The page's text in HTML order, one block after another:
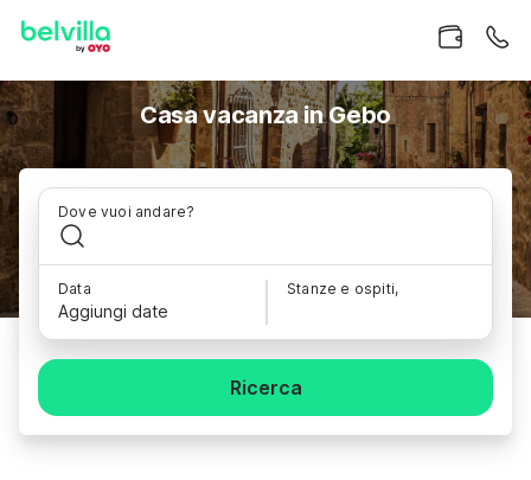
Casa vacanza in Gebo
Dove vuoi andare?
Data
Aggiungi date
Stanze e ospiti,
Ricerca